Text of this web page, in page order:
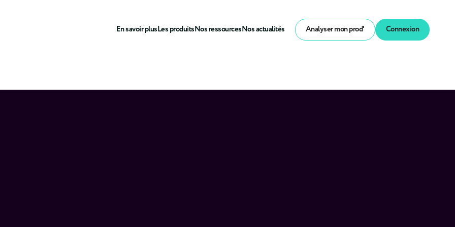
En savoir plusLes produitsNos ressourcesNos actualités Analyser mon prod' Connexion